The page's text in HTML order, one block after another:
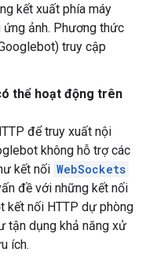
kết xuất phía máy
ảnh. Phương thức
truy cập
thể hoạt động trên
để truy xuất nội
không hỗ trợ các
kết nối WebSockets
đề với những kết nối
kết nối HTTP dự phòng
tận dụng khả năng xử
ích.